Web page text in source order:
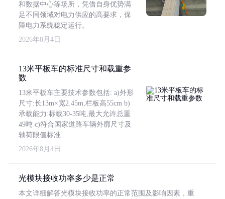
和数据中心等场所，凭借自身优势满
足不同领域对电力供应的高要求，保
障电力系统稳定运行。
2026年8月4日
13米平板车的标准尺寸和载重参
数
13米平板车主要技术参数包括: a)外形
尺寸:长13m×宽2.45m,栏板高55cm b)
承载能力:标载30-35吨,最大允许总重
49吨 c)符合国家道路车辆外廓尺寸及
轴荷限值标准
2026年8月4日
光模块接收功率多少是正常
本文详细解答光模块接收功率的正常范围及影响因素，重